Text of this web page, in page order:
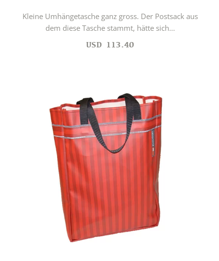
Kleine Umhängetasche ganz gross. Der Postsack aus
dem diese Tasche stammt, hätte sich...
USD 113.40